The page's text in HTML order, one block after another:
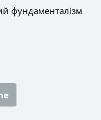
фундаменталізм